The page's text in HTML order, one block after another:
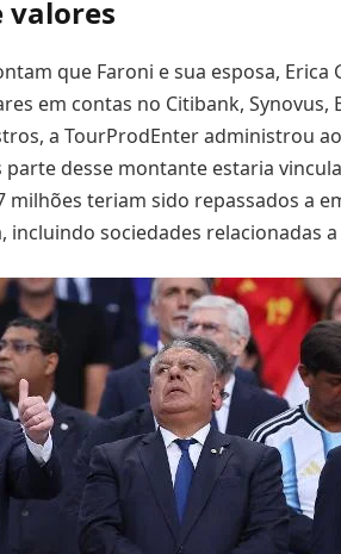
valores
que Faroni e sua esposa,
em contas no Citibank, Synovus,
a TourProdEnter administrou
parte desse montante estaria
milhões teriam sido repassados a
incluindo sociedades relacionadas